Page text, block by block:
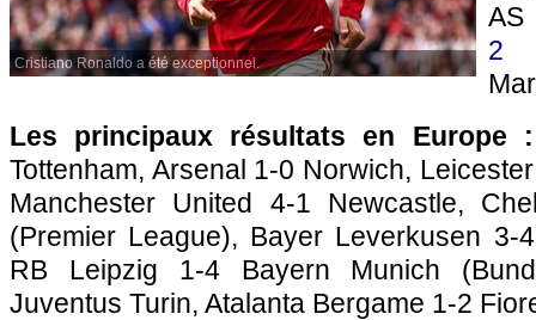
Cristiano Ronaldo a été exceptionnel.
2
Les principaux résultats en Europe :
Tottenham, Arsenal 1-0 Norwich,
Manchester United 4-1 Newcastle,
(Premier League), Bayer Leverkusen 3-
RB Leipzig 1-4 Bayern Munich
Juventus Turin, Atalanta Bergame 1-2